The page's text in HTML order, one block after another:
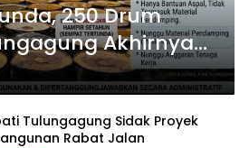
250 Drum
Akhirnya
Rawat Jalan Rusak
Tulungagung Sidak Proyek
Rabat Jalan